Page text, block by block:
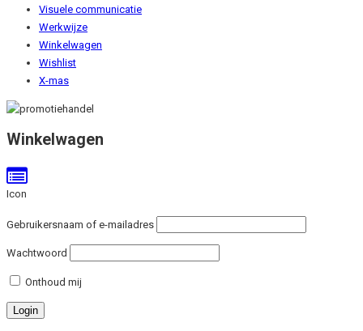
Visuele communicatie
Werkwijze
Winkelwagen
Wishlist
X-mas
Winkelwagen
Icon
Gebruikersnaam of e-mailadres
Wachtwoord
Onthoud mij